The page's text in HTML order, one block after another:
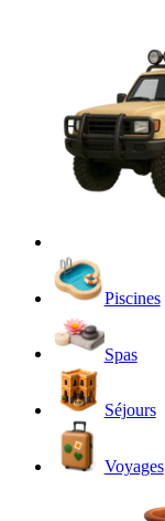
Piscines
Spas
Séjours
Voyages